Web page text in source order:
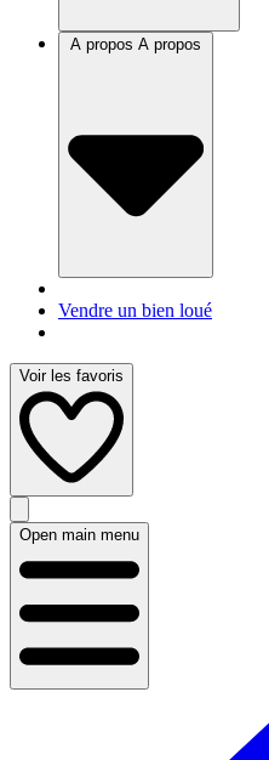
A propos
Vendre un bien loué
Voir les favoris
Open main menu